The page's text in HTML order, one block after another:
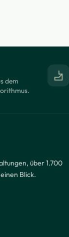
dem
über 1.700
Blick.